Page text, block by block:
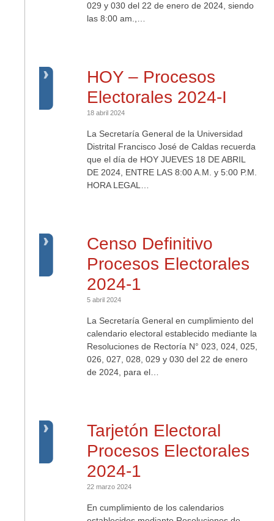
029 y 030 del 22 de enero de 2024, siendo
las 8:00 am.,…
HOY – Procesos
Electorales 2024-I
18 abril 2024
La Secretaría General de la Universidad
Distrital Francisco José de Caldas recuerda
que el día de HOY JUEVES 18 DE ABRIL
DE 2024, ENTRE LAS 8:00 A.M. y 5:00 P.M.
HORA LEGAL…
Censo Definitivo
Procesos Electorales
2024-1
5 abril 2024
La Secretaría General en cumplimiento del
calendario electoral establecido mediante la
Resoluciones de Rectoría N° 023, 024, 025,
026, 027, 028, 029 y 030 del 22 de enero
de 2024, para el…
Tarjetón Electoral
Procesos Electorales
2024-1
22 marzo 2024
En cumplimiento de los calendarios